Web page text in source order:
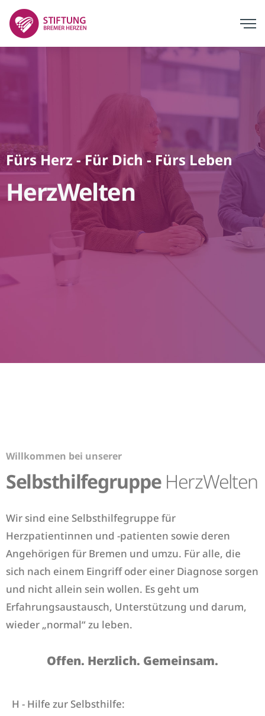
Fürs Herz - Für Dich - Fürs Leben
HerzWelten
Willkommen bei unserer
Selbsthilfegruppe HerzWelten
Wir sind eine Selbsthilfegruppe für
Herzpatientinnen und -patienten sowie deren
Angehörigen für Bremen und umzu. Für alle, die
sich nach einem Eingriff oder einer Diagnose sorgen
und nicht allein sein wollen. Es geht um
Erfahrungsaustausch, Unterstützung und darum,
wieder „normal“ zu leben.
Offen. Herzlich. Gemeinsam.
H - Hilfe zur Selbsthilfe: